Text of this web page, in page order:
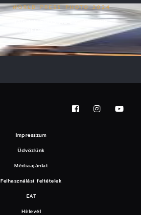
WORLD PRESS PHOTO 2024
NAGYON ERŐS AZ ÉV LEGJOBB
Impresszum
Üdvözlünk
Médiaajánlat
Felhasználási feltételek
EAT
Hírlevél